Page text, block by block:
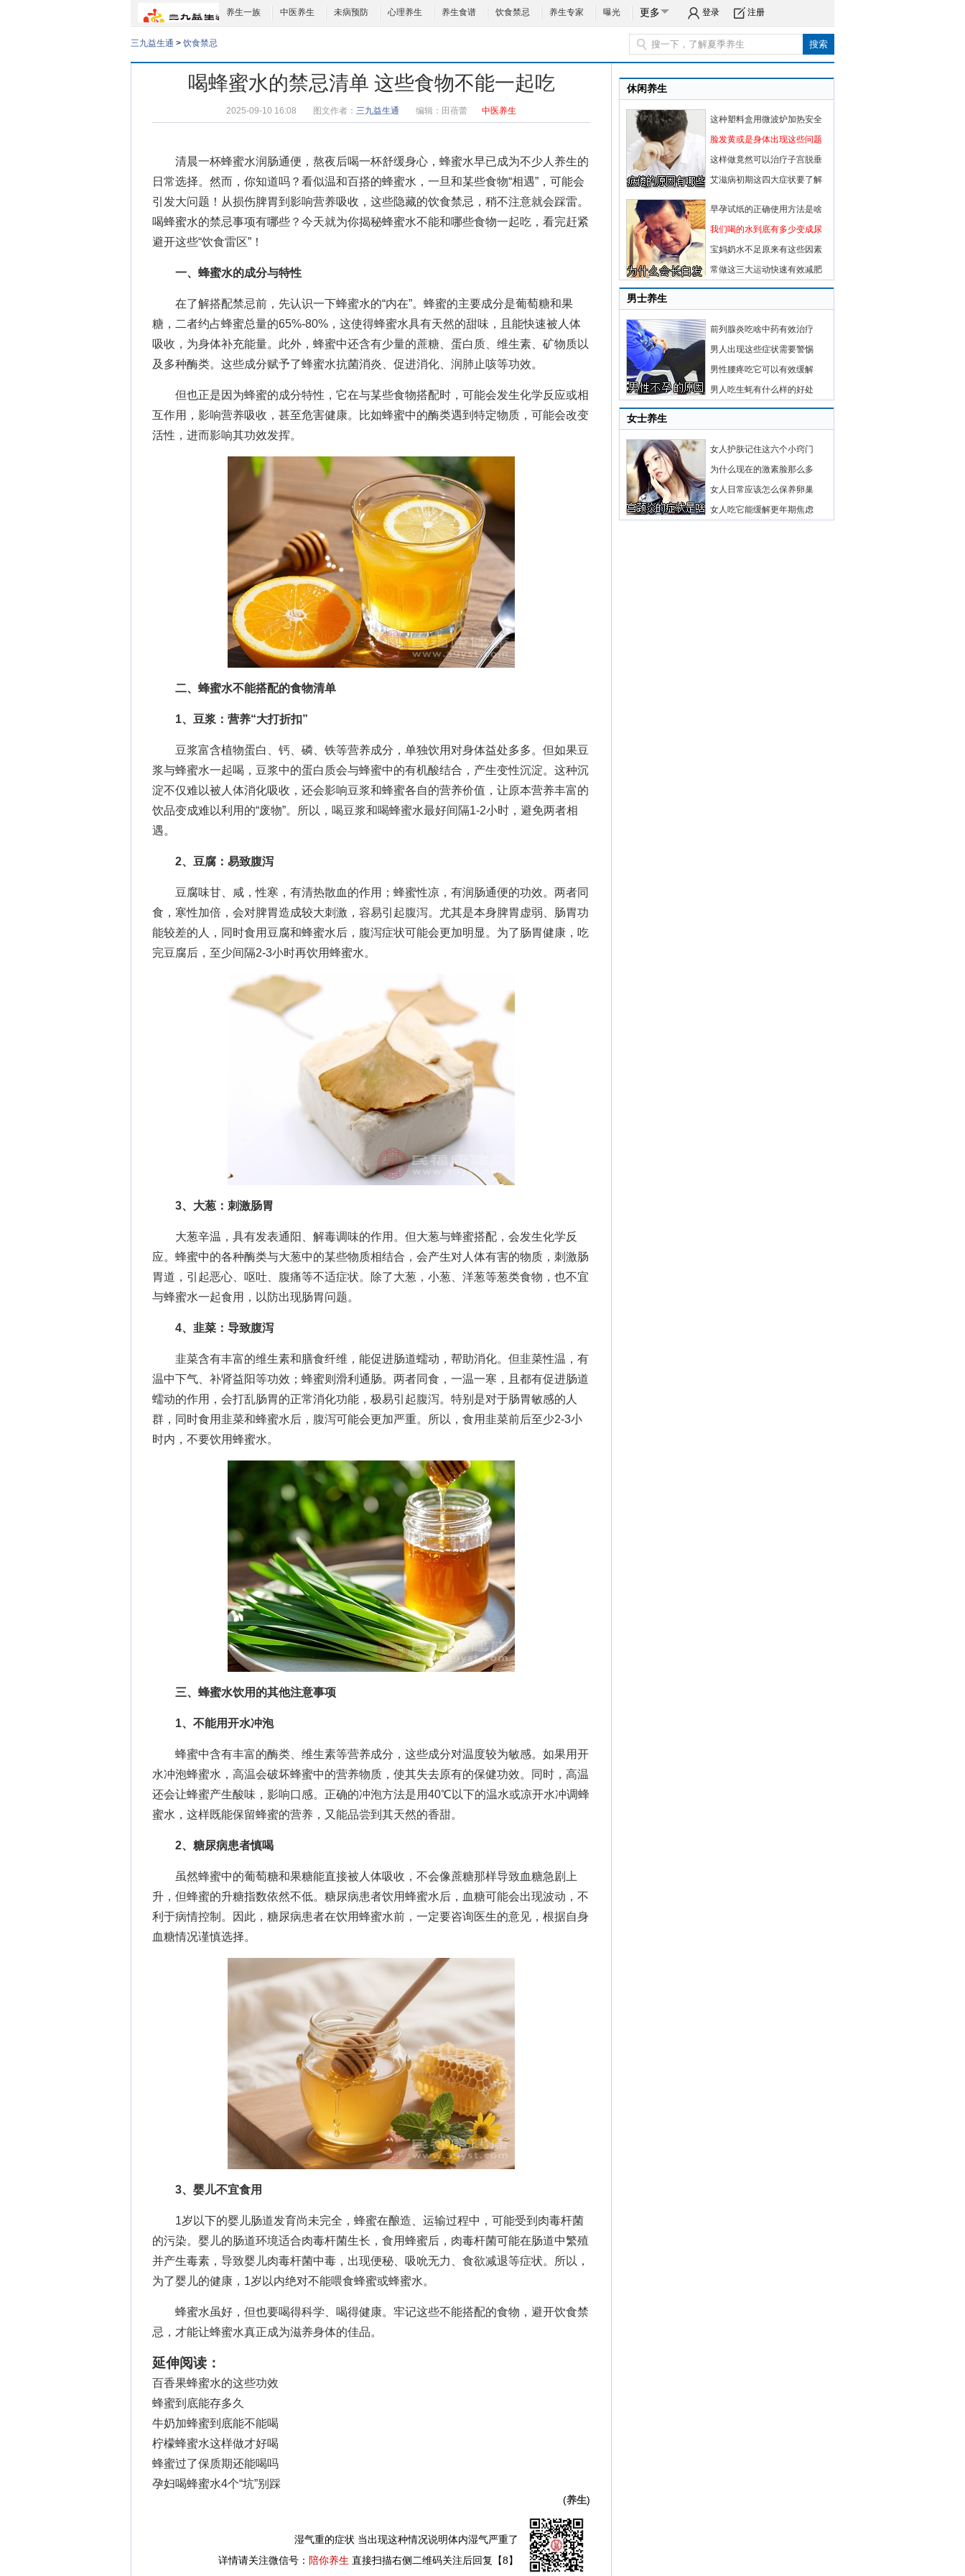
养生一族 中医养生 未病预防 心理养生 养生食谱 饮食禁忌 养生专家 曝光 更多 登录 注册
三九益生通 > 饮食禁忌
喝蜂蜜水的禁忌清单 这些食物不能一起吃
2025-09-10 16:08 图文作者： 三九益生通 编辑： 田蓓蕾 中医养生
清晨一杯蜂蜜水润肠通便，熬夜后喝一杯舒缓身心，蜂蜜水早已成为不少人养生的
日常选择。然而，你知道吗？看似温和百搭的蜂蜜水，一旦和某些食物“相遇”，可能会
引发大问题！从损伤脾胃到影响营养吸收，这些隐藏的饮食禁忌，稍不注意就会踩雷。
喝蜂蜜水的禁忌事项有哪些 ？今天就为你揭秘蜂蜜水不能和哪些食物一起吃，看完赶紧
避开这些“饮食雷区”！
一、蜂蜜水的成分与特性
在了解搭配禁忌前，先认识一下蜂蜜水的“内在”。蜂蜜的主要成分是葡萄糖和果
糖，二者约占蜂蜜总量的65%-80%，这使得蜂蜜水具有天然的甜味，且能快速被人体
吸收，为身体补充能量。此外，蜂蜜中还含有少量的蔗糖、蛋白质、维生素、矿物质以
及多种酶类。这些成分赋予了蜂蜜水抗菌消炎、促进消化、润肺止咳等功效。
但也正是因为蜂蜜的成分特性，它在与某些食物搭配时，可能会发生化学反应或相
互作用，影响营养吸收，甚至危害健康。比如蜂蜜中的酶类遇到特定物质，可能会改变
活性，进而影响其功效发挥。
二、蜂蜜水不能搭配的食物清单
1、豆浆：营养“大打折扣”
豆浆富含植物蛋白、钙、磷、铁等营养成分，单独饮用对身体益处多多。但如果豆
浆与蜂蜜水一起喝，豆浆中的蛋白质会与蜂蜜中的有机酸结合，产生变性沉淀。这种沉
淀不仅难以被人体消化吸收，还会影响豆浆和蜂蜜各自的营养价值，让原本营养丰富的
饮品变成难以利用的“废物”。所以，喝豆浆和喝蜂蜜水最好间隔1-2小时，避免两者相
遇。
2、豆腐：易致腹泻
豆腐味甘、咸，性寒，有清热散血的作用；蜂蜜性凉，有润肠通便的功效。两者同
食，寒性加倍，会对脾胃造成较大刺激，容易引起腹泻。尤其是本身脾胃虚弱、肠胃功
能较差的人，同时食用豆腐和蜂蜜水后，腹泻症状可能会更加明显。为了肠胃健康，吃
完豆腐后，至少间隔2-3小时再饮用蜂蜜水。
3、大葱：刺激肠胃
大葱辛温，具有发表通阳、解毒调味的作用。但大葱与蜂蜜搭配，会发生化学反
应。蜂蜜中的各种酶类与大葱中的某些物质相结合，会产生对人体有害的物质，刺激肠
胃道，引起恶心、呕吐、腹痛等不适症状。除了大葱，小葱、洋葱等葱类食物，也不宜
与蜂蜜水一起食用，以防出现肠胃问题。
4、韭菜：导致腹泻
韭菜含有丰富的维生素和膳食纤维，能促进肠道蠕动，帮助消化。但韭菜性温，有
温中下气、补肾益阳等功效；蜂蜜则滑利通肠。两者同食，一温一寒，且都有促进肠道
蠕动的作用，会打乱肠胃的正常消化功能，极易引起腹泻。特别是对于肠胃敏感的人
群，同时食用韭菜和蜂蜜水后，腹泻可能会更加严重。所以，食用韭菜前后至少2-3小
时内，不要饮用蜂蜜水。
三、蜂蜜水饮用的其他注意事项
1、不能用开水冲泡
蜂蜜中含有丰富的酶类、维生素等营养成分，这些成分对温度较为敏感。如果用开
水冲泡蜂蜜水，高温会破坏蜂蜜中的营养物质，使其失去原有的保健功效。同时，高温
还会让蜂蜜产生酸味，影响口感。正确的冲泡方法是用40℃以下的温水或凉开水冲调蜂
蜜水，这样既能保留蜂蜜的营养，又能品尝到其天然的香甜。
2、糖尿病患者慎喝
虽然蜂蜜中的葡萄糖和果糖能直接被人体吸收，不会像蔗糖那样导致血糖急剧上
升，但蜂蜜的升糖指数依然不低。糖尿病患者饮用蜂蜜水后，血糖可能会出现波动，不
利于病情控制。因此，糖尿病患者在饮用蜂蜜水前，一定要咨询医生的意见，根据自身
血糖情况谨慎选择。
3、婴儿不宜食用
1岁以下的婴儿肠道发育尚未完全，蜂蜜在酿造、运输过程中，可能受到肉毒杆菌
的污染。婴儿的肠道环境适合肉毒杆菌生长，食用蜂蜜后，肉毒杆菌可能在肠道中繁殖
并产生毒素，导致婴儿肉毒杆菌中毒，出现便秘、吸吮无力、食欲减退等症状。所以，
为了婴儿的健康，1岁以内绝对不能喂食蜂蜜或蜂蜜水。
蜂蜜水虽好，但也要喝得科学、喝得健康。牢记这些不能搭配的食物，避开饮食禁
忌，才能让蜂蜜水真正成为滋养身体的佳品。
延伸阅读：
百香果蜂蜜水的这些功效
蜂蜜到底能存多久
牛奶加蜂蜜到底能不能喝
柠檬蜂蜜水这样做才好喝
蜂蜜过了保质期还能喝吗
孕妇喝蜂蜜水4个“坑”别踩
(养生)
湿气重的症状 当出现这种情况说明体内湿气严重了
详情请关注微信号： 陪你养生 直接扫描右侧二维码关注后回复【8】
休闲养生
这种塑料盒用微波炉加热安全
脸发黄或是身体出现这些问题
这样做竟然可以治疗子宫脱垂
艾滋病初期这四大症状要了解
早孕试纸的正确使用方法是啥
我们喝的水到底有多少变成尿
宝妈奶水不足原来有这些因素
常做这三大运动快速有效减肥
男士养生
前列腺炎吃啥中药有效治疗
男人出现这些症状需要警惕
男性腰疼吃它可以有效缓解
男人吃生蚝有什么样的好处
女士养生
女人护肤记住这六个小窍门
为什么现在的激素脸那么多
女人日常应该怎么保养卵巢
女人吃它能缓解更年期焦虑